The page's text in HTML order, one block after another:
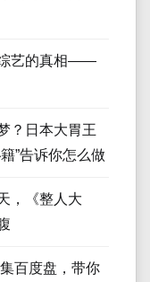
综艺的真相——
？日本大胃王
”告诉你怎么做
，《整人大
百度盘，带你